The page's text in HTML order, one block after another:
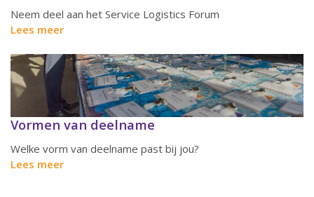
Neem deel aan het Service Logistics Forum
Lees meer
Vormen van deelname
Welke vorm van deelname past bij jou?
Lees meer